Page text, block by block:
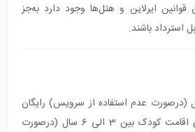
قوانین ایرلاین و هتل‌ها وجود دارد به‌جز
استرداد باشند.
کودک زیر 3 سال (درصورت عدم استفاده از سرویس) رایگان
می‌باشد و بازه سنی برای اقامت کودک بین 3 الی 6 سال (درصورت